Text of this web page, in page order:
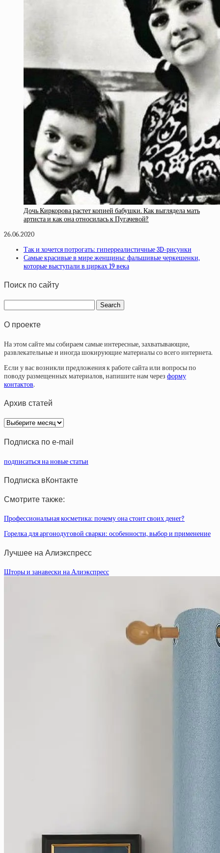
Дочь Киркорова растет копией бабушки. Как выглядела мать
артиста и как она относилась к Пугачевой?
26.06.2020
Так и хочется потрогать: гиперреалистичные 3D-рисунки
Самые красивые в мире женщины: фальшивые черкешенки,
которые выступали в цирках 19 века
Поиск по сайту
О проекте
На этом сайте мы собираем самые интересные, захватывающие,
развлекательные и иногда шокирующие материалы со всего интернета.
Если у вас возникли предложения к работе сайта или вопросы по
поводу размещенных материалов, напишите нам через форму
контактов.
Архив статей
Архив
статей
Подписка по e-mail
подписаться на новые статьи
Подписка вКонтакте
Смотрите также:
Профессиональная косметика: почему она стоит своих денег?
Горелка для аргонодуговой сварки: особенности, выбор и применение
Лучшее на Алиэкспресс
Шторы и занавески на Алиэкспресс